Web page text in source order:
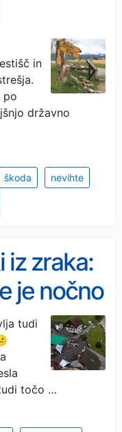
in
po
državno
škoda nevihte
iz zraka:
je nočno
tudi
točo …